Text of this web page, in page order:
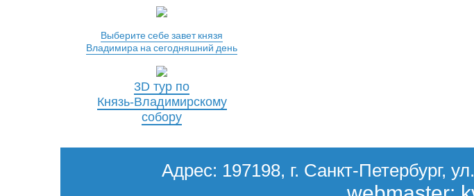
Выберите себе завет князя
Владимира на сегодняшний день
3D тур по
Князь-Владимирскому
собору
Адрес: 197198, г. Санкт-Петербург,